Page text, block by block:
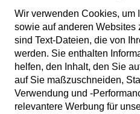
Wir verwenden Cookies, um
sowie auf anderen Web­sites
sind Text-Dateien, die von
werden. Sie enthalten
helfen, den Inhalt, den Sie
auf Sie maßzuschneiden,
Verwendung und
relevantere Werbung für